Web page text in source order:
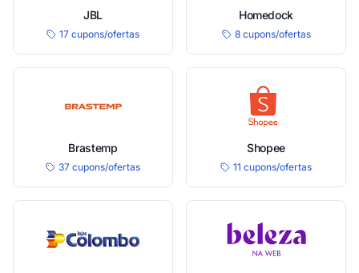
JBL
17 cupons/ofertas
Homedock
8 cupons/ofertas
Brastemp
37 cupons/ofertas
Shopee
11 cupons/ofertas